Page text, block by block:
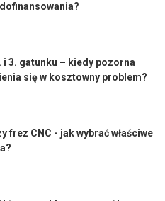
i 3. gatunku – kiedy pozorna
się w kosztowny problem?
frez CNC - jak wybrać właściwe